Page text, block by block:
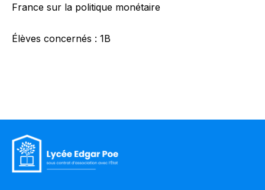
France sur la politique monétaire
Élèves concernés : 1B